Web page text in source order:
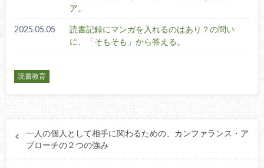
ア。
2025.05.05
読書記録にマンガを入れるのはあり？の問い
に、「そもそも」から答える。
読書教育
一人の個人として相手に関わるための、カンファランス・ア
プローチの２つの強み